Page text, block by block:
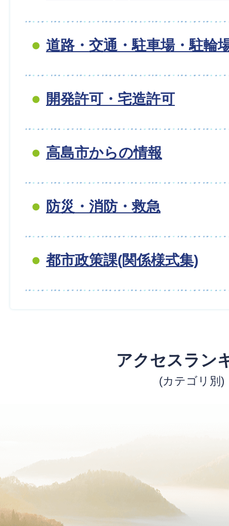
道路・交通・駐車場・駐輪
開発許可・宅造許可
高島市からの情報
防災・消防・救急
都市政策課(関係様式集)
アクセスラン
(カテゴリ別)